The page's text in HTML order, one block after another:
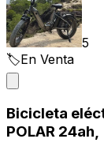
5
🏷️En Venta
Bicicleta
POLAR 24ah,